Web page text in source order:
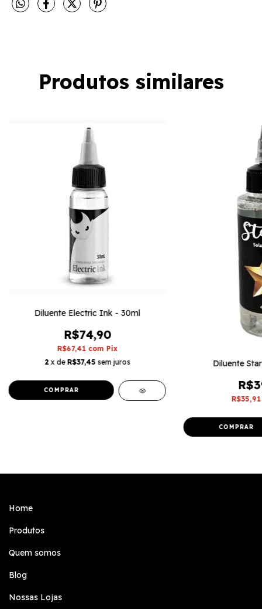
Produtos similares
Diluente Electric Ink - 30ml
R$74,90
R$67,41 com Pix
2 x de R$37,45 sem juros Diluente
Home
Produtos
Quem somos
Blog
Nossas Lojas